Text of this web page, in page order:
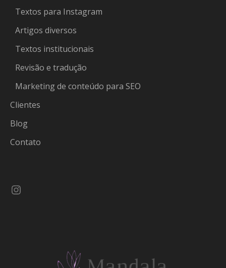
Textos para Instagram
Artigos diversos
Textos institucionais
Revisão e tradução
Marketing de conteúdo para SEO
Clientes
Blog
Contato
Instagram